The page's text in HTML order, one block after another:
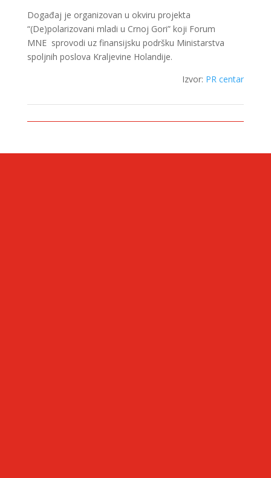
Događaj je organizovan u okviru projekta
“(De)polarizovani mladi u Crnoj Gori” koji Forum
MNE sprovodi uz finansijsku podršku Ministarstva
spoljnih poslova Kraljevine Holandije.
Izvor: PR centar